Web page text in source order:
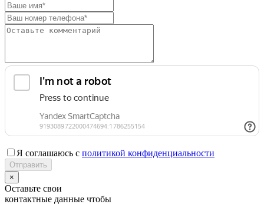
Я соглашаюсь с политикой конфиденциальности
×
Оставьте свои
контактные данные чтобы